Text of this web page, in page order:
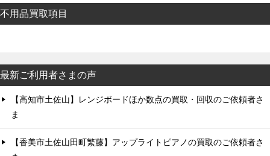
不用品買取項目
最新ご利用者さまの声
【高知市土佐山】レンジボードほか数点の買取・回収のご依頼者さ
ま
【香美市土佐山田町繁藤】アップライトピアノの買取のご依頼者さ